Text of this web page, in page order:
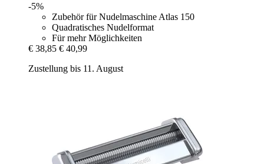
-5%
Zubehör für Nudelmaschine Atlas 150
Quadratisches Nudelformat
Für mehr Möglichkeiten
€ 38,85 € 40,99
Zustellung bis 11. August